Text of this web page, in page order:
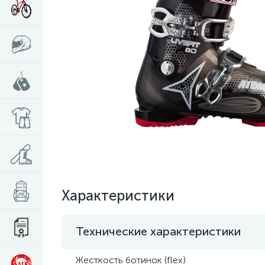
Характеристики
Технические характеристики
Жесткость ботинок (flex)